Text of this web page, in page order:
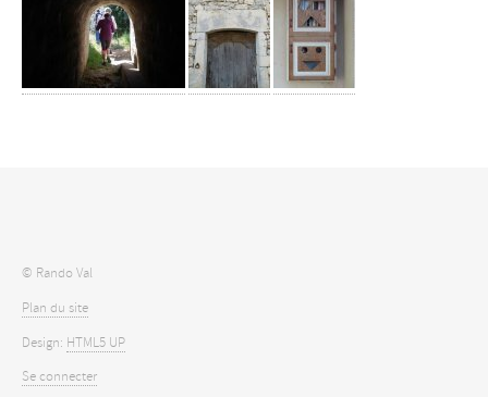
© Rando Val
Plan du site
Design: HTML5 UP
Se connecter